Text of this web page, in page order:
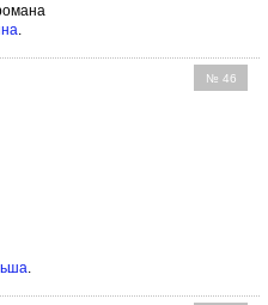
.
№ 46
.